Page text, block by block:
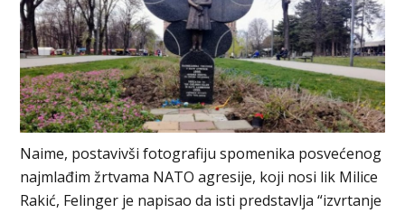
Naime, postavivši fotografiju spomenika posvećenog
najmlađim žrtvama NATO agresije, koji nosi lik Milice
Rakić, Felinger je napisao da isti predstavlja “izvrtanje